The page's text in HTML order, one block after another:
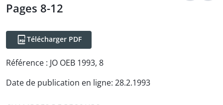
Pages 8-12
Télécharger PDF
Référence : JO OEB 1993, 8
Date de publication en ligne: 28.2.1993